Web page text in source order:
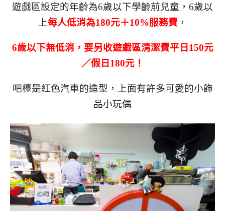
遊戲區設定的年齡為6歲以下學齡前兒童，6歲以
上每人低消為180元＋10%服務費，
6歲以下無低消，要另收遊戲區清潔費平日150元
／假日180元！
吧檯是紅色汽車的造型，上面有許多可愛的小飾
品小玩偶